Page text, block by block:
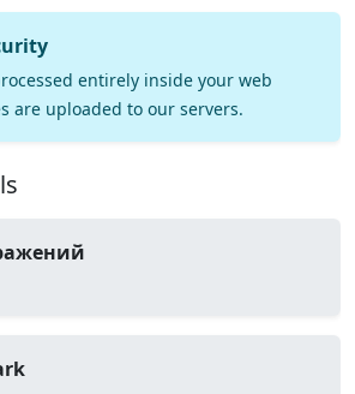
entirely inside your web
are uploaded to our servers.